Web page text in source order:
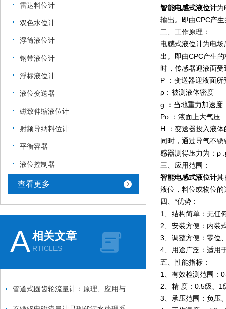
雷达料位计
双色水位计
浮筒液位计
钢带液位计
浮标液位计
液位变送器
磁致伸缩液位计
射频导纳料位计
平衡容器
液位控制器
查看更多
A相关文章
RTICLES
智能电感式液位计为
输出。即由CPC产
二、工作原理：
电感式液位计为电
出。即由CPC产生
时，传感器迎液面
P ：变送器迎液面
ρ：被测液体密度
g ：当地重力加速度
Po ：液面上大气压
H ：变送器投入液
同时，通过导气不
感器测得压力为：ρ
三、应用范围：
智能电感式液位计其
液位，料位或物位
四、*优势：
1、结构简单：无任
2、安装方便：内装
3、调整方便：零位
4、用途广泛：适用
五、性能指标：
1、有效检测范围：
2、精 度：0.5级、
3、承压范围：负压